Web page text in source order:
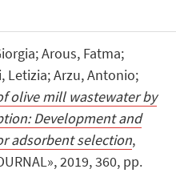
Arous, Fatma;
Letizia; Arzu, Antonio;
olive mill wastewater by
Development and
adsorbent selection,
2019, 360, pp.